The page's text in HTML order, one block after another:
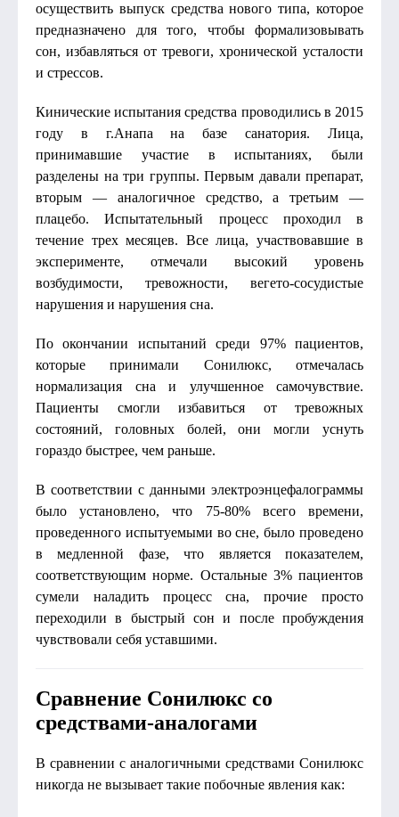
осуществить выпуск средства нового типа, которое
предназначено для того, чтобы формализовывать
сон, избавляться от тревоги, хронической усталости
и стрессов.
Кинические испытания средства проводились в 2015
году в г.Анапа на базе санатория. Лица,
принимавшие участие в испытаниях, были
разделены на три группы. Первым давали препарат,
вторым — аналогичное средство, а третьим —
плацебо. Испытательный процесс проходил в
течение трех месяцев. Все лица, участвовавшие в
эксперименте, отмечали высокий уровень
возбудимости, тревожности, вегето-сосудистые
нарушения и нарушения сна.
По окончании испытаний среди 97% пациентов,
которые принимали Сонилюкс, отмечалась
нормализация сна и улучшенное самочувствие.
Пациенты смогли избавиться от тревожных
состояний, головных болей, они могли уснуть
гораздо быстрее, чем раньше.
В соответствии с данными электроэнцефалограммы
было установлено, что 75-80% всего времени,
проведенного испытуемыми во сне, было проведено
в медленной фазе, что является показателем,
соответствующим норме. Остальные 3% пациентов
сумели наладить процесс сна, прочие просто
переходили в быстрый сон и после пробуждения
чувствовали себя уставшими.
Сравнение Сонилюкс со
средствами-аналогами
В сравнении с аналогичными средствами Сонилюкс
никогда не вызывает такие побочные явления как: